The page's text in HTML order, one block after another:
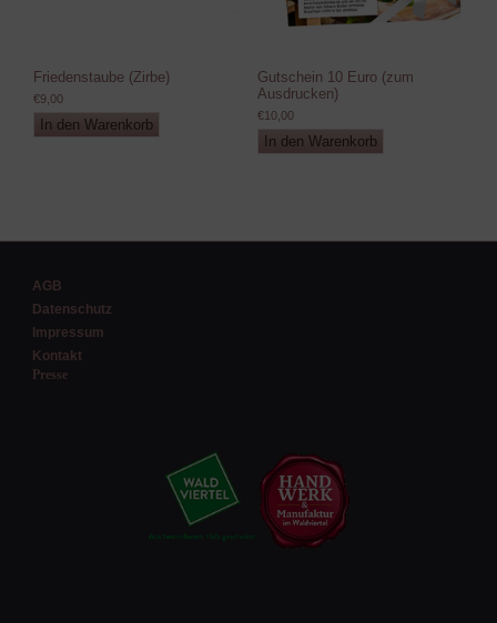
Friedenstaube (Zirbe)
€9,00
In den Warenkorb
Gutschein 10 Euro (zum
Ausdrucken)
€10,00
In den Warenkorb
AGB
Datenschutz
Impressum
Kontakt
Presse